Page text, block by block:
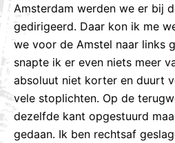
Amsterdam werden we er bij
gedirigeerd. Daar kon ik me
we voor de Amstel naar links
snapte ik er even niets meer
absoluut niet korter en duurt
vele stoplichten. Op de
dezelfde kant opgestuurd
gedaan. Ik ben rechtsaf